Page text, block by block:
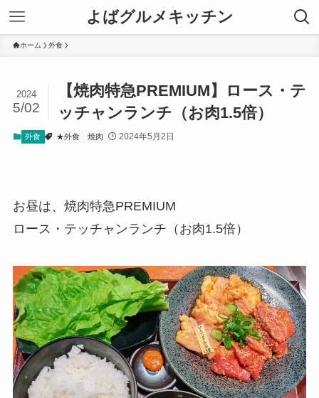
よばグルメキッチン
ホーム 外食
【焼肉特急PREMIUM】ロース・テ
ッチャンランチ（お肉1.5倍）
2024
5/02
外食 ★外食 焼肉 2024年5月2日
お昼は、焼肉特急PREMIUM
ロース・テッチャンランチ（お肉1.5倍）